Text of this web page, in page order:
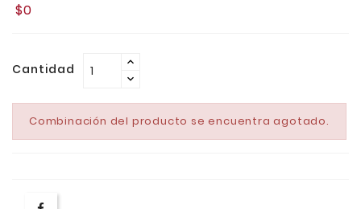
$0
Cantidad
Combinación del producto se encuentra agotado.